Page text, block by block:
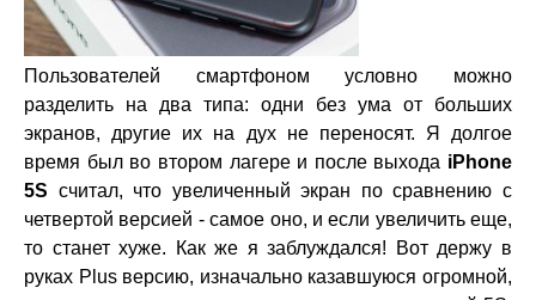
Пользователей смартфоном условно можно
разделить на два типа: одни без ума от больших
экранов, другие их на дух не переносят. Я долгое
время был во втором лагере и после выхода iPhone
5S считал, что увеличенный экран по сравнению с
четвертой версией - самое оно, и если увеличить еще,
то станет хуже. Как же я заблуждался! Вот держу в
руках Plus версию, изначально казавшуюся огромной,